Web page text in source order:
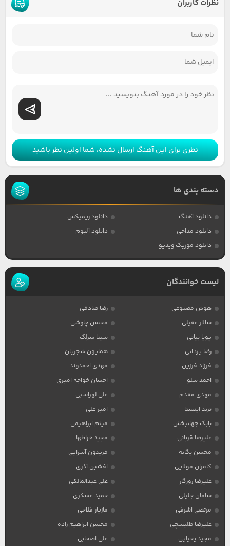
نظرات کاربران
نظری برای این آهنگ ارسال نشده، شما اولین نظر باشید
دسته بندی ها
دانلود آهنگ
دانلود ریمیکس
دانلود مداحی
دانلود آلبوم
دانلود موزیک ویدیو
لیست خوانندگان
هوش مصنوعی
رضا صادقی
سالار عقیلی
محسن چاوشی
پویا بیاتی
سینا سرلک
رضا یزدانی
همایون شجریان
فرزاد فرزین
مهدی احمدوند
احمد سلو
احسان خواجه امیری
مهدی مقدم
علی لهراسبی
ترند اینستا
امیر علی
بابک جهانبخش
میثم ابراهیمی
علیرضا قربانی
مجید خراطها
محسن یگانه
فریدون آسرایی
کامران مولایی
افشین آذری
علیرضا روزگار
علی عبدالمالکی
سامان جلیلی
حمید عسکری
مرتضی اشرفی
مازیار فلاحی
علیرضا طلیسچی
محسن ابراهیم زاده
مجید یحیایی
علی اصحابی